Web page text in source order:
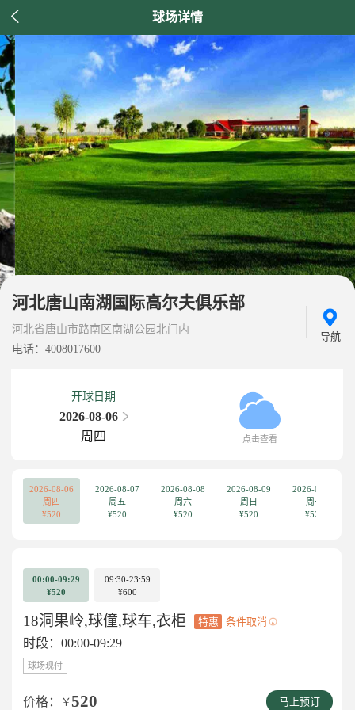
 球场详情
河北唐山南湖国际高尔夫俱乐部
河北省唐山市路南区南湖公园北门内
电话：4008017600
导航
开球日期
2026-08-06
周四
点击查看
2026-08-06
周四
¥520
2026-08-07
周五
¥520
2026-08-08
周六
¥520
2026-08-09
周日
¥520
2026-08-10
周一
¥520
00:00-09:29
¥520
09:30-23:59
¥600
18洞果岭,球僮,球车,衣柜 特惠 条件取消
时段：00:00-09:29
球场现付
价格： ￥ 520 马上预订